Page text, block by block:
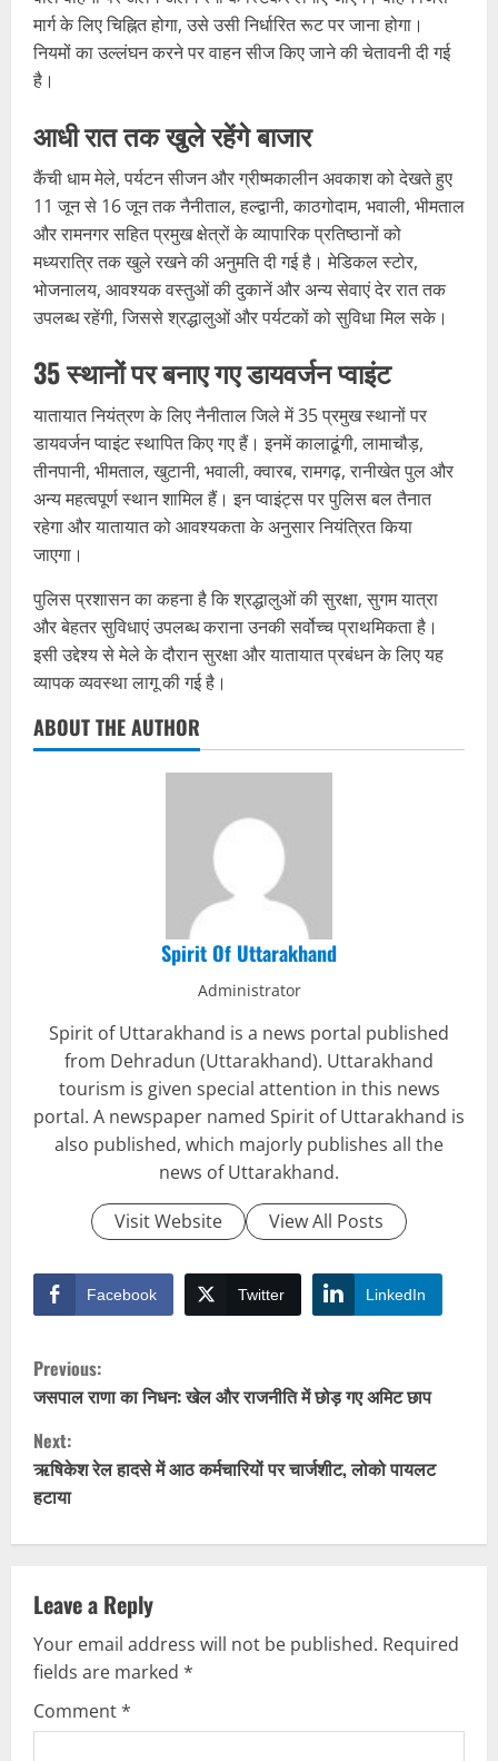
मार्ग के लिए चिह्नित होगा, उसे उसी निर्धारित रूट पर जाना होगा।
नियमों का उल्लंघन करने पर वाहन सीज किए जाने की चेतावनी दी गई
है।
आधी रात तक खुले रहेंगे बाजार
कैंची धाम मेले, पर्यटन सीजन और ग्रीष्मकालीन अवकाश को देखते हुए
11 जून से 16 जून तक नैनीताल, हल्द्वानी, काठगोदाम, भवाली, भीमताल
और रामनगर सहित प्रमुख क्षेत्रों के व्यापारिक प्रतिष्ठानों को
मध्यरात्रि तक खुले रखने की अनुमति दी गई है। मेडिकल स्टोर,
भोजनालय, आवश्यक वस्तुओं की दुकानें और अन्य सेवाएं देर रात तक
उपलब्ध रहेंगी, जिससे श्रद्धालुओं और पर्यटकों को सुविधा मिल सके।
35 स्थानों पर बनाए गए डायवर्जन प्वाइंट
यातायात नियंत्रण के लिए नैनीताल जिले में 35 प्रमुख स्थानों पर
डायवर्जन प्वाइंट स्थापित किए गए हैं। इनमें कालाढूंगी, लामाचौड़,
तीनपानी, भीमताल, खुटानी, भवाली, क्वारब, रामगढ़, रानीखेत पुल और
अन्य महत्वपूर्ण स्थान शामिल हैं। इन प्वाइंट्स पर पुलिस बल तैनात
रहेगा और यातायात को आवश्यकता के अनुसार नियंत्रित किया
जाएगा।
पुलिस प्रशासन का कहना है कि श्रद्धालुओं की सुरक्षा, सुगम यात्रा
और बेहतर सुविधाएं उपलब्ध कराना उनकी सर्वोच्च प्राथमिकता है।
इसी उद्देश्य से मेले के दौरान सुरक्षा और यातायात प्रबंधन के लिए यह
व्यापक व्यवस्था लागू की गई है।
ABOUT THE AUTHOR
Spirit Of Uttarakhand
Administrator
Spirit of Uttarakhand is a news portal published
from Dehradun (Uttarakhand). Uttarakhand
tourism is given special attention in this news
portal. A newspaper named Spirit of Uttarakhand is
also published, which majorly publishes all the
news of Uttarakhand.
Visit Website
View All Posts
Facebook Twitter LinkedIn
C
o
n
t
i
n
u
e
R
Previous:
जसपाल राणा का निधन: खेल और राजनीति में छोड़ गए अमिट छाप
Next:
ऋषिकेश रेल हादसे में आठ कर्मचारियों पर चार्जशीट, लोको पायलट
हटाया
Leave a Reply
Your email address will not be published. Required
fields are marked *
Comment*